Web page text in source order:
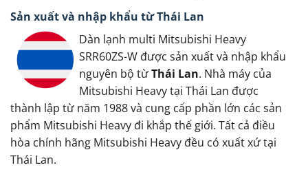
Sản xuất và nhập khẩu từ Thái Lan
Dàn lạnh multi Mitsubishi Heavy
SRR60ZS-W được sản xuất và nhập khẩu
nguyên bộ từThái Lan. Nhà máy của
Mitsubishi Heavy tại Thái Lan được
thành lập từ năm 1988 và cung cấp phần lớn các sản
phẩm Mitsubishi Heavy đi khắp thế giới. Tất cả điều
hòa chính hãng Mitsubishi Heavy đều có xuất xứ tại
Thái Lan.